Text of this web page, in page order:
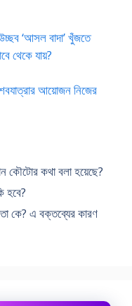
‘আসল বাদা’ খুঁজতে
থেকে যায়?
আয়োজন নিজের
কৌটোর কথা বলা হয়েছে?
হবে?
কে? এ বক্তব্যের কারণ